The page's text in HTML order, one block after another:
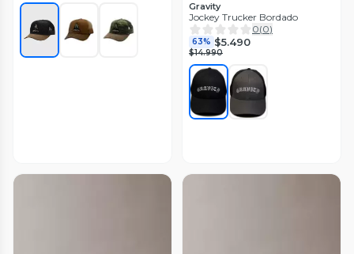
Gravity
Jockey Trucker Bordado
0(0)
63% $5.490
$14.990